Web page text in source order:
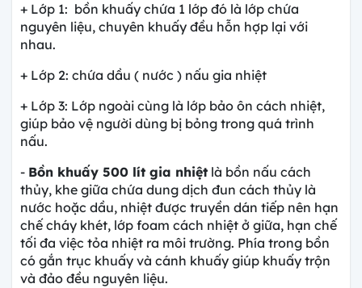
+ Lớp 1: bồn khuấy chứa 1 lớp đó là lớp chứa
nguyên liệu, chuyên khuấy đều hỗn hợp lại với
nhau.
+ Lớp 2: chứa dầu ( nước ) nấu gia nhiệt
+ Lớp 3: Lớp ngoài cùng là lớp bảo ôn cách nhiệt,
giúp bảo vệ người dùng bị bỏng trong quá trình
nấu.
- Bồn khuấy 500 lít gia nhiệt là bồn nấu cách
thủy, khe giữa chứa dung dịch đun cách thủy là
nước hoặc dầu, nhiệt được truyền dán tiếp nên hạn
chế cháy khét, lớp foam cách nhiệt ở giữa, hạn chế
tối đa việc tỏa nhiệt ra môi trường. Phía trong bồn
có gắn trục khuấy và cánh khuấy giúp khuấy trộn
và đảo đều nguyên liệu.